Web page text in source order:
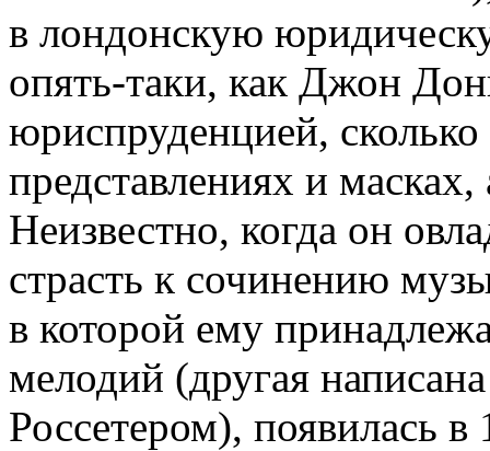
в лондонскую
опять-таки, как Джон
юриспруденцией,
представлениях и
Неизвестно, когда он
страсть к сочинению
в которой ему
мелодий (другая
Россетером), появилась в